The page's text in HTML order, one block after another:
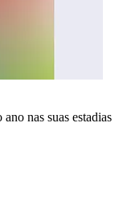
nas suas estadias